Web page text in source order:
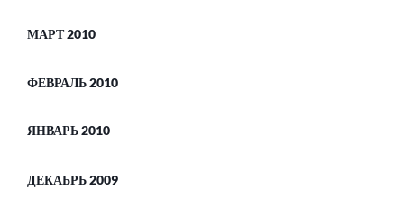
МАРТ 2010
ФЕВРАЛЬ 2010
ЯНВАРЬ 2010
ДЕКАБРЬ 2009